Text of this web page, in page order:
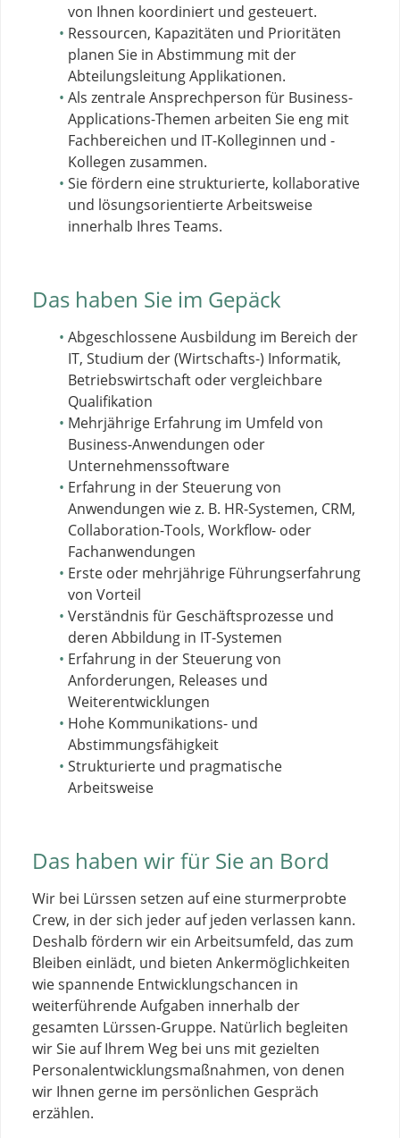
von Ihnen koordiniert und gesteuert.
Ressourcen, Kapazitäten und Prioritäten
planen Sie in Abstimmung mit der
Abteilungsleitung Applikationen.
Als zentrale Ansprechperson für Business-
Applications-Themen arbeiten Sie eng mit
Fachbereichen und IT-Kolleginnen und -
Kollegen zusammen.
Sie fördern eine strukturierte, kollaborative
und lösungsorientierte Arbeitsweise
innerhalb Ihres Teams.
Das haben Sie im Gepäck
Abgeschlossene Ausbildung im Bereich der
IT, Studium der (Wirtschafts-) Informatik,
Betriebswirtschaft oder vergleichbare
Qualifikation
Mehrjährige Erfahrung im Umfeld von
Business-Anwendungen oder
Unternehmenssoftware
Erfahrung in der Steuerung von
Anwendungen wie z. B. HR-Systemen, CRM,
Collaboration-Tools, Workflow- oder
Fachanwendungen
Erste oder mehrjährige Führungserfahrung
von Vorteil
Verständnis für Geschäftsprozesse und
deren Abbildung in IT-Systemen
Erfahrung in der Steuerung von
Anforderungen, Releases und
Weiterentwicklungen
Hohe Kommunikations- und
Abstimmungsfähigkeit
Strukturierte und pragmatische
Arbeitsweise
Das haben wir für Sie an Bord
Wir bei Lürssen setzen auf eine sturmerprobte
Crew, in der sich jeder auf jeden verlassen kann.
Deshalb fördern wir ein Arbeitsumfeld, das zum
Bleiben einlädt, und bieten Ankermöglichkeiten
wie spannende Entwicklungschancen in
weiterführende Aufgaben innerhalb der
gesamten Lürssen-Gruppe. Natürlich begleiten
wir Sie auf Ihrem Weg bei uns mit gezielten
Personalentwicklungsmaßnahmen, von denen
wir Ihnen gerne im persönlichen Gespräch
erzählen.